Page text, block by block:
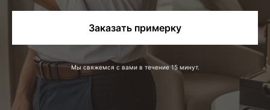
Заказать примерку
Мы свяжемся с вами в течение 15 минут.